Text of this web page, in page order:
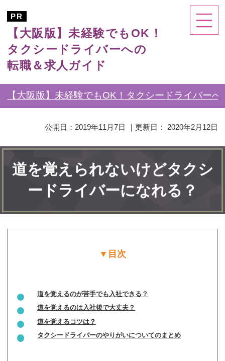
【大阪版】未経験でもOK！
タクシードライバーへの
転職＆求人ガイド
【大阪版】未経験でもOK！タクシードライバー
公開日： 2019年11月7日 ｜更新日： 2020年2月12日
道を覚えられないけどタクシ
ードライバーになれる？
▼目次
道を覚えるのが苦手でも入社できる？
道を覚えるのは入社後で大丈夫？
道を覚えるコツは？
タクシードライバーのやりがいについてのまとめ